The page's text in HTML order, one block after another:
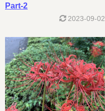
Part-2
2023-09-02